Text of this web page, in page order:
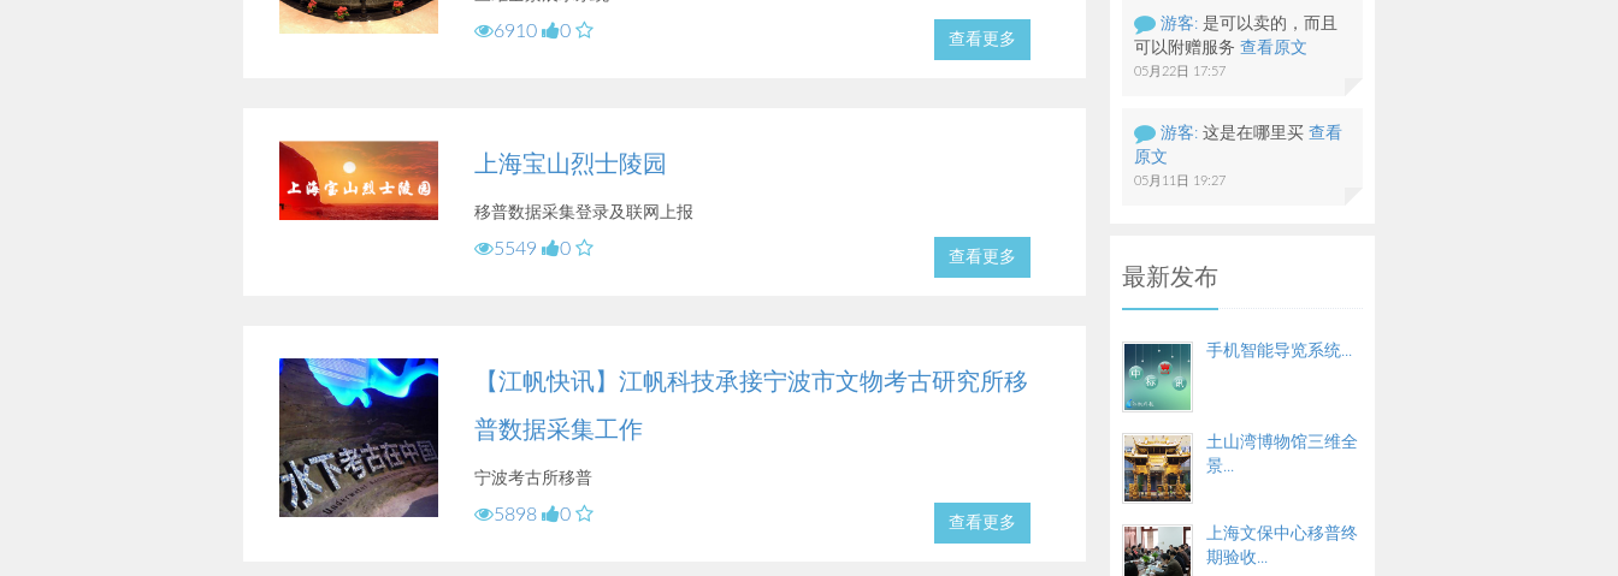
6910 0 查看更多
上海宝山烈士陵园
移普数据采集登录及联网上报
5549 0 查看更多
【江帆快讯】江帆科技承接宁波市文物考古研究所移
普数据采集工作
宁波考古所移普
5898 0 查看更多
游客: 是可以卖的，而且
可以附赠服务 查看原文
05月22日 17:57
游客: 这是在哪里买 查看
原文
05月11日 19:27
最新发布
手机智能导览系统...
土山湾博物馆三维全
景...
上海文保中心移普终
期验收...